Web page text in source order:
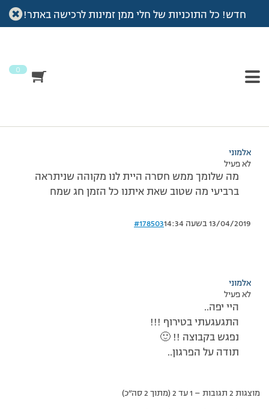
חדש! כל התוכניות של חלי ממן זמינות לרכישה באתר!
0
עמוד הבית >דיונים>פורום >הי איה
מוצגות 2 תגובות – 1 עד 2 (מתוך 2 סה״כ)
אלמוני
לא פעיל
מה שלומך ממש חסרה היית לנו מקוהה שניתראה
ברביעי מה שטוב שאת איתנו כל הזמן חג שמח
13/04/2019 בשעה 14:34 #178503
אלמוני
לא פעיל
היי יפה..
התגעגעתי בטירוף !!!
נפגש בקבוצה !! 🙂
תודה על הפרגון..
מוצגות 2 תגובות – 1 עד 2 (מתוך 2 סה״כ)